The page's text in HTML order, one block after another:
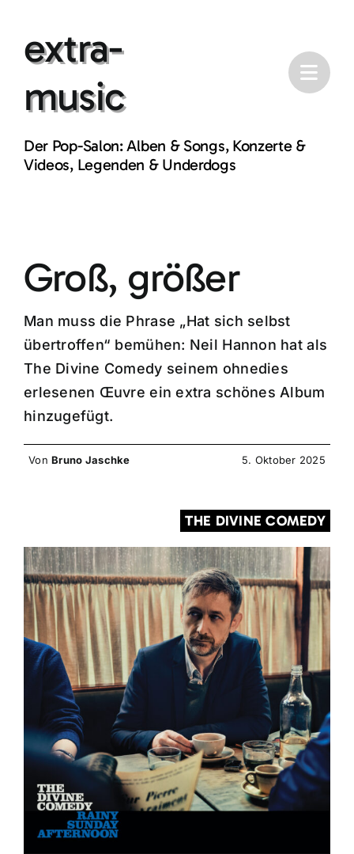
contentextra-
music
Der Pop-Salon: Alben & Songs, Konzerte &
Videos, Legenden & Underdogs
Groß, größer
Man muss die Phrase „Hat sich selbst
übertroffen“ bemühen: Neil Hannon hat als
The Divine Comedy seinem ohnedies
erlesenen Œuvre ein extra schönes Album
hinzugefügt.
VonBruno Jaschke 5. Oktober 2025
THE DIVINE COMEDY